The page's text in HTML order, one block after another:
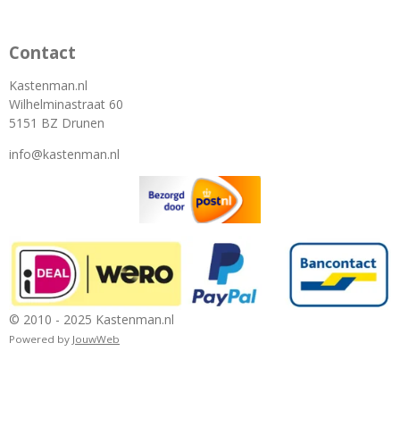
Contact
Kastenman.nl
Wilhelminastraat 60
5151 BZ Drunen
info@kastenman.nl
© 2010 - 2025 Kastenman.nl
Powered by JouwWeb